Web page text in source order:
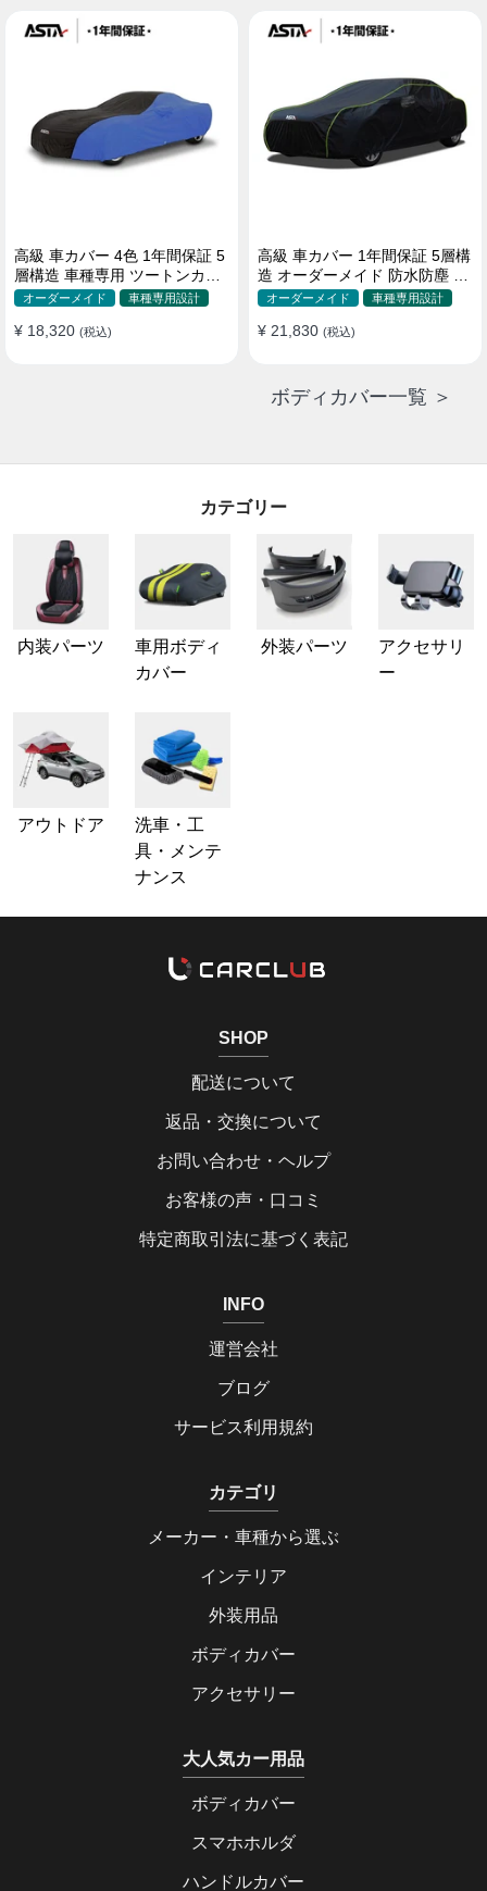
高級 車カバー 4色 1年間保証 5
層構造 車種専用 ツートンカラ
ー オーダーメイド 防水 耐久性
オーダーメイド 車種専用設計
¥ 18,320 (税込)
高級 車カバー 1年間保証 5層構
造 オーダーメイド 防水防塵 裏
起毛 車種専用
オーダーメイド 車種専用設計
¥ 21,830 (税込)
ボディカバー一覧 ＞
カテゴリー
内装パーツ
車用ボディ
カバー
外装パーツ
アクセサリ
ー
アウトドア
洗車・工
具・メンテ
ナンス
SHOP
配送について
返品・交換について
お問い合わせ・ヘルプ
お客様の声・口コミ
特定商取引法に基づく表記
INFO
運営会社
ブログ
サービス利用規約
カテゴリ
メーカー・車種から選ぶ
インテリア
外装用品
ボディカバー
アクセサリー
大人気カー用品
ボディカバー
スマホホルダ
ハンドルカバー